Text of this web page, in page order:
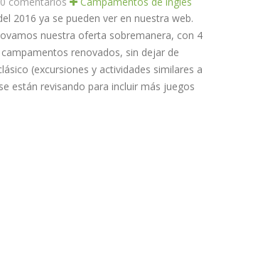
2016 ya se pueden ver en nuestra web.
nuestra oferta sobremanera, con 4
renovados, sin dejar de
(excursiones y actividades similares a
están revisando para incluir más juegos